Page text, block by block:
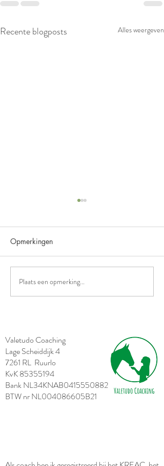
Recente blogposts Alles weergeven
Geslaagd voor Equine
Assisted Kindercoach
Opmerkingen
Plaats een opmerking...
Valetudo Coaching
Lage Scheiddijk 4
7261 RL Ruurlo
KvK85355194
Bank NL34KNAB0415550882
BTW nr NL004086605B21